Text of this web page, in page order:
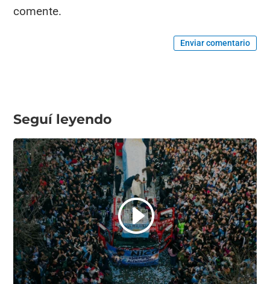
comente.
Enviar comentario
Seguí leyendo